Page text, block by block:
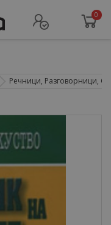
0
Речници, Разговорници,